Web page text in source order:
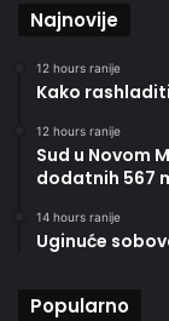
Najnovije
12 hours ranije
Kako
12 hours ranije
Sud u Novom
dodatnih 567
14 hours ranije
Uginuće
Popularno